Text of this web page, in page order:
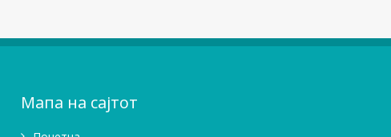
Мапа на сајтот